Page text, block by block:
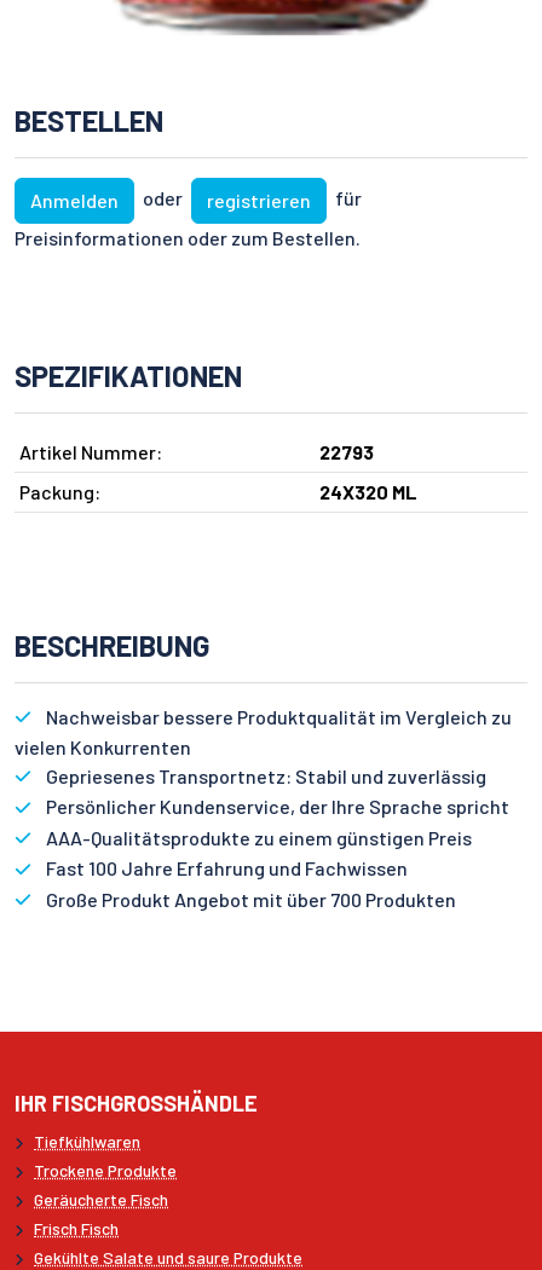
BESTELLEN
Anmelden oder registrieren
für
Preisinformationen oder zum Bestellen.
SPEZIFIKATIONEN
Artikel Nummer:
22793
Packung:
24X320 ML
BESCHREIBUNG
Nachweisbar bessere Produktqualität im Vergleich zu
vielen Konkurrenten
Gepriesenes Transportnetz: Stabil und zuverlässig
Persönlicher Kundenservice, der Ihre Sprache spricht
AAA-Qualitätsprodukte zu einem günstigen Preis
Fast 100 Jahre Erfahrung und Fachwissen
Große Produkt Angebot mit über 700 Produkten
IHR FISCHGROSSHÄNDLE
Tiefkühlwaren
Trockene Produkte
Geräucherte Fisch
Frisch Fisch
Gekühlte Salate und saure Produkte